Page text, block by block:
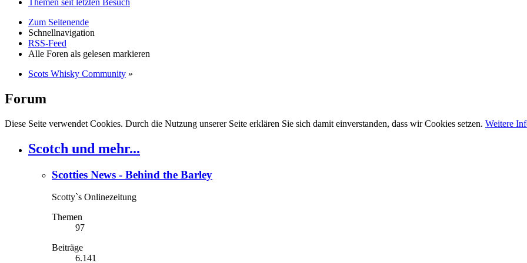
Themen seit letzten Besuch
Zum Seitenende
Schnellnavigation
RSS-Feed
Alle Foren als gelesen markieren
Scots Whisky Community »
Forum
Diese Seite verwendet Cookies. Durch die Nutzung unserer Seite erklären Sie sich damit einverstanden, dass wir Cookies setzen. Weitere
Scotch und mehr...
Scotties News - Behind the Barley
Scotty`s Onlinezeitung
Themen
97
Beiträge
6.141